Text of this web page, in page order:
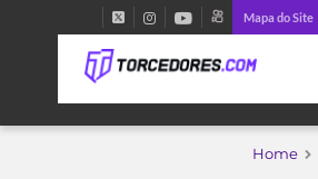
Mapa do Site
Home